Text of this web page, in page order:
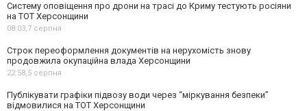
Систему оповіщення про дрони на трасі до Криму тестують росіяни
на ТОТ Херсонщини
08:03,7 серпня
Строк переоформлення документів на нерухомість знову
продовжила окупаційна влада Херсонщини
22:58,5 серпня
Публікувати графіки підвозу води через “міркування безпеки”
відмовилися на ТОТ Херсонщини